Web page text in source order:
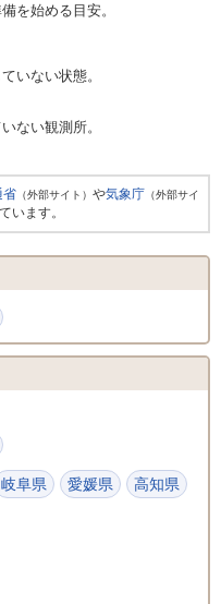
を始める目安。
いない状態。
ない観測所。
省 （外部サイト） や気象庁 （外部サイ
います。
岐阜県 愛媛県
高知県